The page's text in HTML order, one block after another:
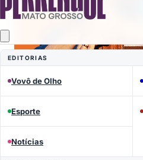
EDITORIAS
Vovô de Olho
Esporte
Notícias
Mais lidas